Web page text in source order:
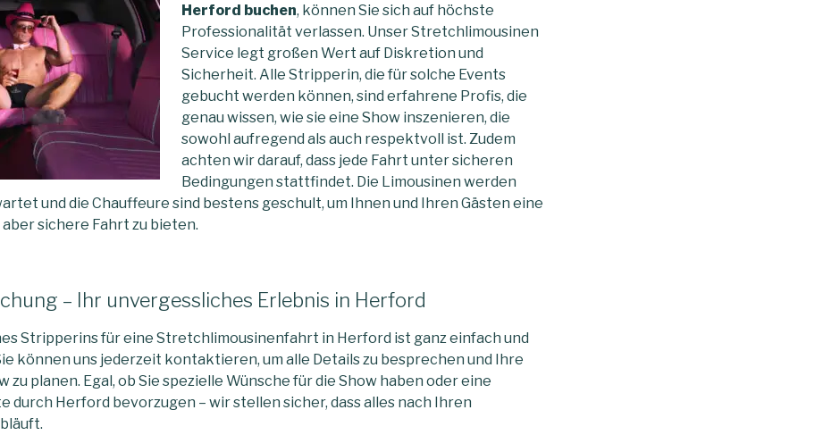
Herford buchen, können Sie sich auf höchste
Professionalität verlassen. Unser Stretchlimousinen
Service legt großen Wert auf Diskretion und
Sicherheit. Alle Stripperin, die für solche Events
gebucht werden können, sind erfahrene Profis, die
genau wissen, wie sie eine Show inszenieren, die
sowohl aufregend als auch respektvoll ist. Zudem
achten wir darauf, dass jede Fahrt unter sicheren
Bedingungen stattfindet. Die Limousinen werden
und die Chauffeure sind bestens geschult, um Ihnen und Ihren Gästen eine
sichere Fahrt zu bieten.
– Ihr unvergessliches Erlebnis in Herford
Stripperins für eine Stretchlimousinenfahrt in Herford ist ganz einfach und
können uns jederzeit kontaktieren, um alle Details zu besprechen und Ihre
zu planen. Egal, ob Sie spezielle Wünsche für die Show haben oder eine
durch Herford bevorzugen – wir stellen sicher, dass alles nach Ihren